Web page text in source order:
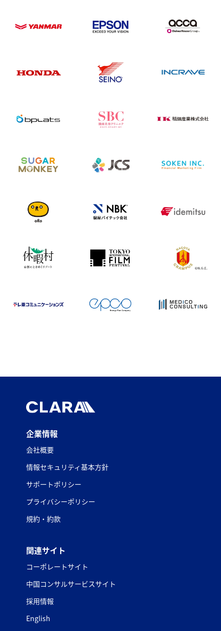
企業情報
会社概要
情報セキュリティ基本方針
サポートポリシー
プライバシーポリシー
規約・約款
関連サイト
コーポレートサイト
中国コンサルサービスサイト
採用情報
English